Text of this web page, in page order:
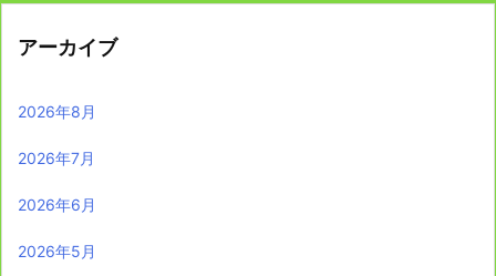
アーカイブ
2026年8月
2026年7月
2026年6月
2026年5月